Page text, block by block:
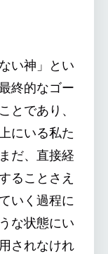
い神」とい
終的なゴー
とであり、
にいる私た
だ、直接経
ることさえ
いく過程に
な状態にい
されなけれ